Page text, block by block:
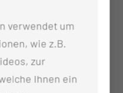
verwendet um
wie z.B.
zur
Ihnen ein